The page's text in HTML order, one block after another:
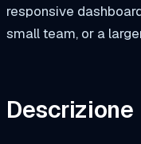
responsive
small team, or a
Descrizione